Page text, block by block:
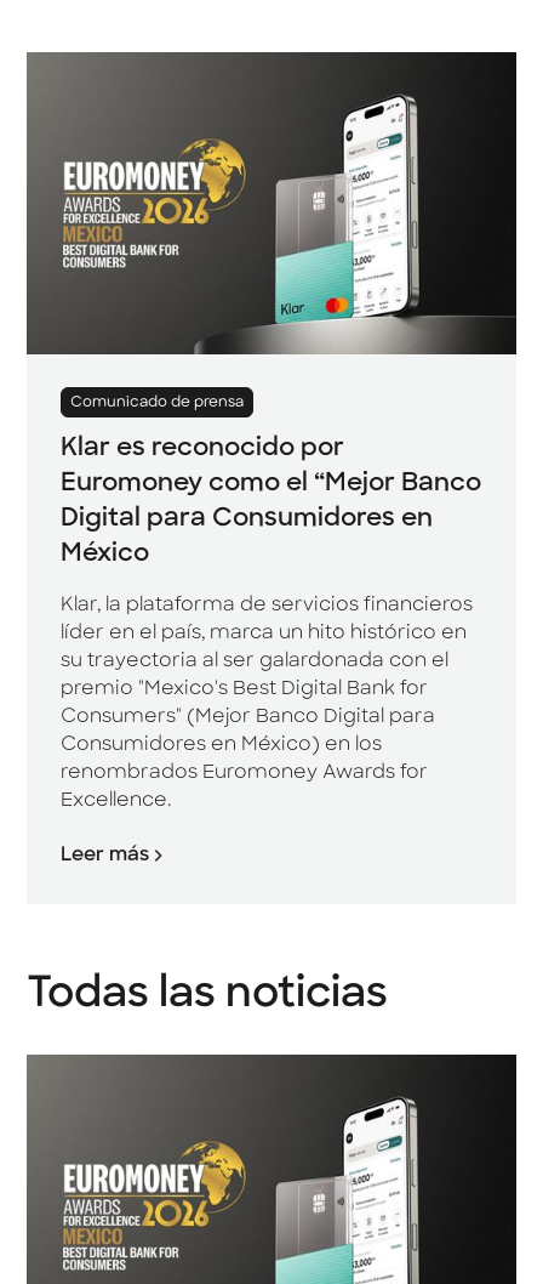
Comunicado de prensa
Klar es reconocido por
Euromoney como el “Mejor Banco
Digital para Consumidores en
México
Klar, la plataforma de servicios financieros
líder en el país, marca un hito histórico en
su trayectoria al ser galardonada con el
premio "Mexico's Best Digital Bank for
Consumers" (Mejor Banco Digital para
Consumidores en México) en los
renombrados Euromoney Awards for
Excellence.
Leer más
Todas las noticias